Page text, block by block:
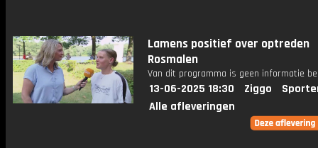
Lamens positief over optreden
Rosmalen
Van dit programma is geen informatie
13-06-2025 18:30 Ziggo
Alle afleveringen